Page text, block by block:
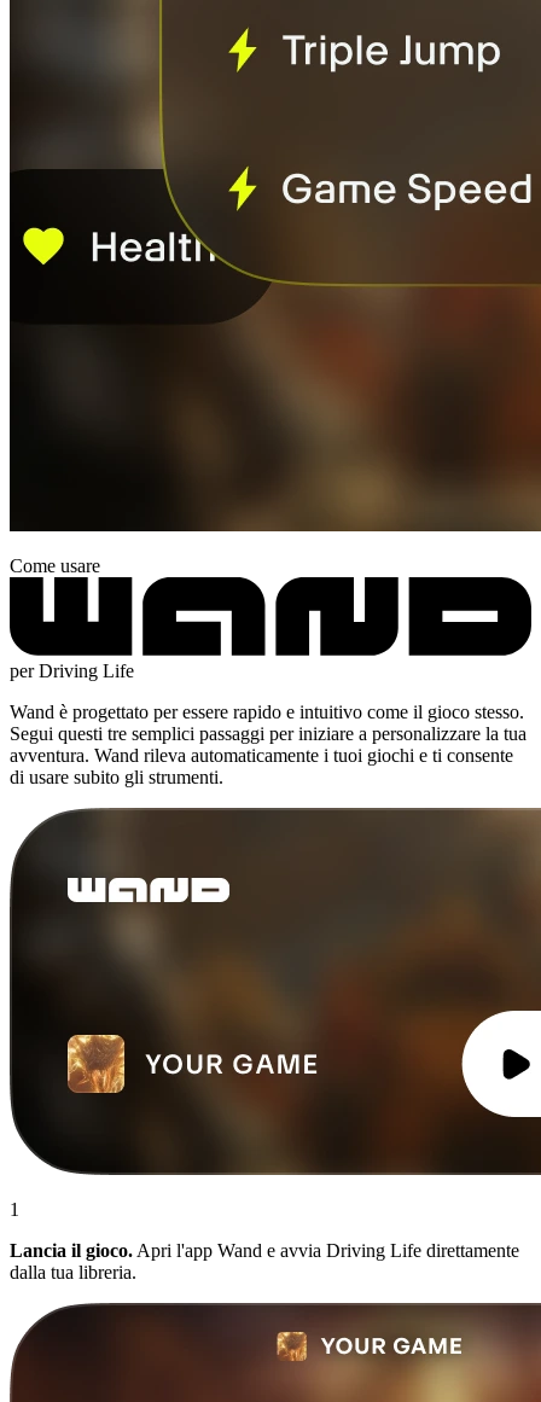
Come usare
per Driving Life
Wand è progettato per essere rapido e intuitivo come il gioco stesso.
Segui questi tre semplici passaggi per iniziare a personalizzare la tua
avventura. Wand rileva automaticamente i tuoi giochi e ti consente
di usare subito gli strumenti.
1
Lancia il gioco. Apri l'app Wand e avvia Driving Life direttamente
dalla tua libreria.